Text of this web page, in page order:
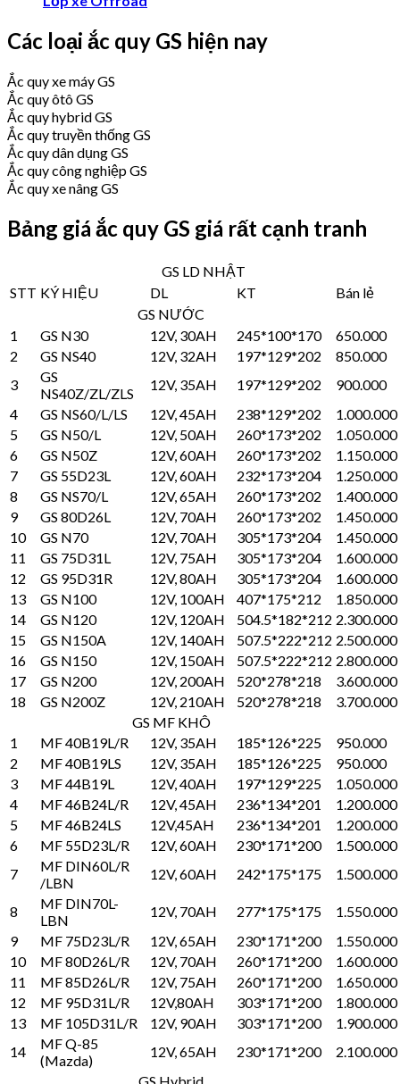
Các loại ắc quy GS hiện nay
Ắc quy xe máy GS
Ắc quy ôtô GS
Ắc quy hybrid GS
Ắc quy truyền thống GS
Ắc quy dân dụng GS
Ắc quy công nghiệp GS
Ắc quy xe nâng GS
Bảng giá ắc quy GS giá rất cạnh tranh
GS LD NHẬT
STT KÝ HIỆU DL KT
Bán lẻ
GS NƯỚC
1
GS N30 12V, 30AH 245*100*170
650.000
2
GS NS40 12V, 32AH 197*129*202
850.000
3
GS
NS40Z/ZL/ZLS
12V, 35AH 197*129*202
900.000
4
GS NS60/L/LS 12V, 45AH 238*129*202
1.000.000
5
GS N50/L 12V, 50AH 260*173*202
1.050.000
6
GS N50Z 12V, 60AH 260*173*202
1.150.000
7
GS 55D23L 12V, 60AH 232*173*204
1.250.000
8
GS NS70/L 12V, 65AH 260*173*202
1.400.000
9
GS 80D26L 12V, 70AH 260*173*202
1.450.000
10
GS N70 12V, 70AH 305*173*204
1.450.000
11
GS 75D31L 12V, 75AH 305*173*204
1.600.000
12
GS 95D31R 12V, 80AH 305*173*204
1.600.000
13
GS N100 12V, 100AH 407*175*212
1.850.000
14
GS N120 12V, 120AH 504.5*182*212 2.300.000
15
GS N150A 12V, 140AH 507.5*222*212 2.500.000
16
GS N150 12V, 150AH 507.5*222*212 2.800.000
17
GS N200 12V, 200AH 520*278*218
3.600.000
18
GS N200Z 12V, 210AH 520*278*218
3.700.000
GS MF KHÔ
1
MF 40B19L/R 12V, 35AH 185*126*225
950.000
2
MF 40B19LS 12V, 35AH 185*126*225
950.000
3
MF 44B19L 12V, 40AH 197*129*225
1.050.000
4
MF 46B24L/R 12V, 45AH 236*134*201
1.200.000
5
MF 46B24LS 12V,45AH 236*134*201
1.200.000
6
MF 55D23L/R 12V, 60AH 230*171*200
1.500.000
7
MF DIN60L/R
/LBN
12V, 60AH 242*175*175 1.500.000
8
MF DIN70L-
LBN
12V, 70AH 277*175*175
1.550.000
9
MF 75D23L/R 12V, 65AH 230*171*200
1.550.000
10
MF 80D26L/R 12V, 70AH 260*171*200
1.600.000
11
MF 85D26L/R 12V, 75AH 260*171*200
1.650.000
12
MF 95D31L/R 12V,80AH 303*171*200
1.800.000
13
MF 105D31L/R 12V, 90AH 303*171*200
1.900.000
14
MF Q-85
(Mazda)
12V, 65AH 230*171*200
2.100.000